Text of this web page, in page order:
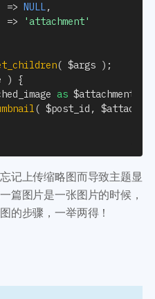
=> NULL,
=>
'attachment'
( $args ) ;
)
{
as $attachment_id
( $post_id ,
记上传缩略图而导致主题显
篇图片是一张图片的时候，
的步骤，一举两得！